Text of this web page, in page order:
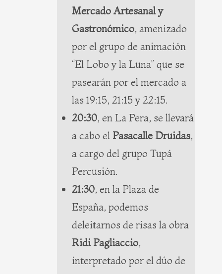
Mercado Artesanal y
Gastronómico, amenizado
por el grupo de animación
“El Lobo y la Luna” que se
pasearán por el mercado a
las 19:15, 21:15 y 22:15.
20:30, en La Pera, se llevará
a cabo el Pasacalle Druidas,
a cargo del grupo Tupá
Percusión.
21:30, en la Plaza de
España, podemos
deleitarnos de risas la obra
Ridi Pagliaccio,
interpretado por el dúo de